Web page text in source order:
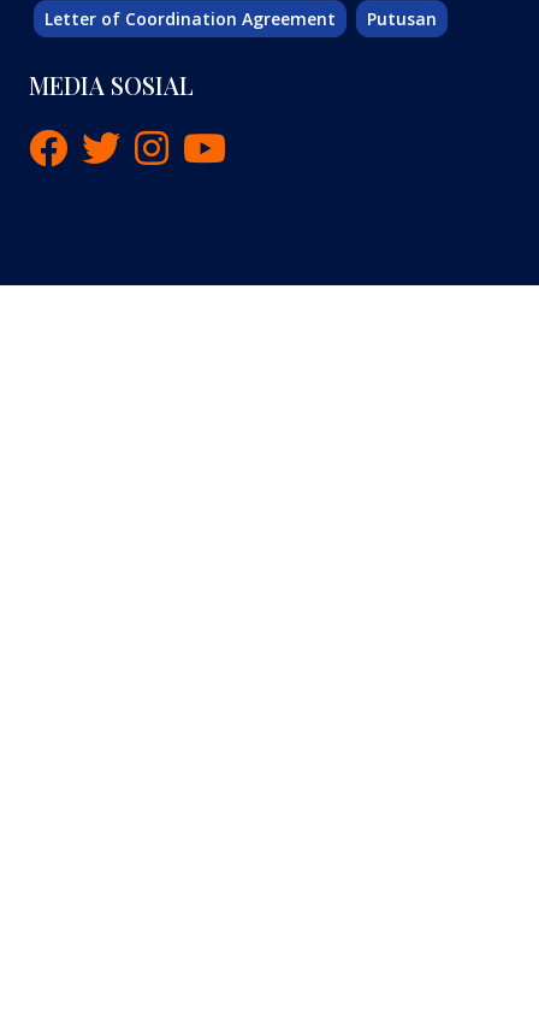
Letter of Coordination Agreement Putusan
MEDIA SOSIAL